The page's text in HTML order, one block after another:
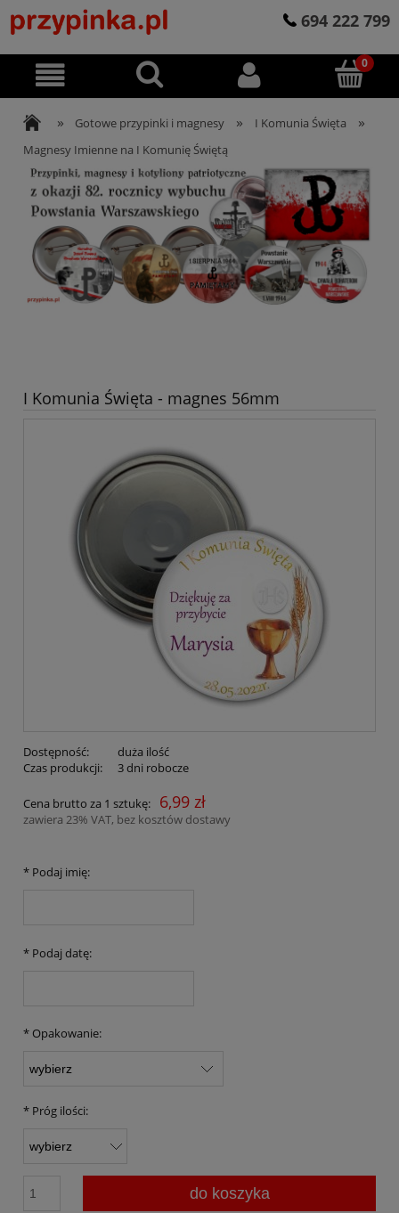
694 222 799
» Gotowe przypinki i magnesy » I Komunia Święta »
Magnesy Imienne na I Komunię Świętą
I Komunia Święta - magnes 56mm
Dostępność:
duża ilość
Czas produkcji:
3 dni robocze
Cena brutto za 1 sztukę: 6,99 zł
zawiera 23% VAT, bez kosztów dostawy
* Podaj imię:
* Podaj datę:
* Opakowanie:
* Próg ilości:
do koszyka